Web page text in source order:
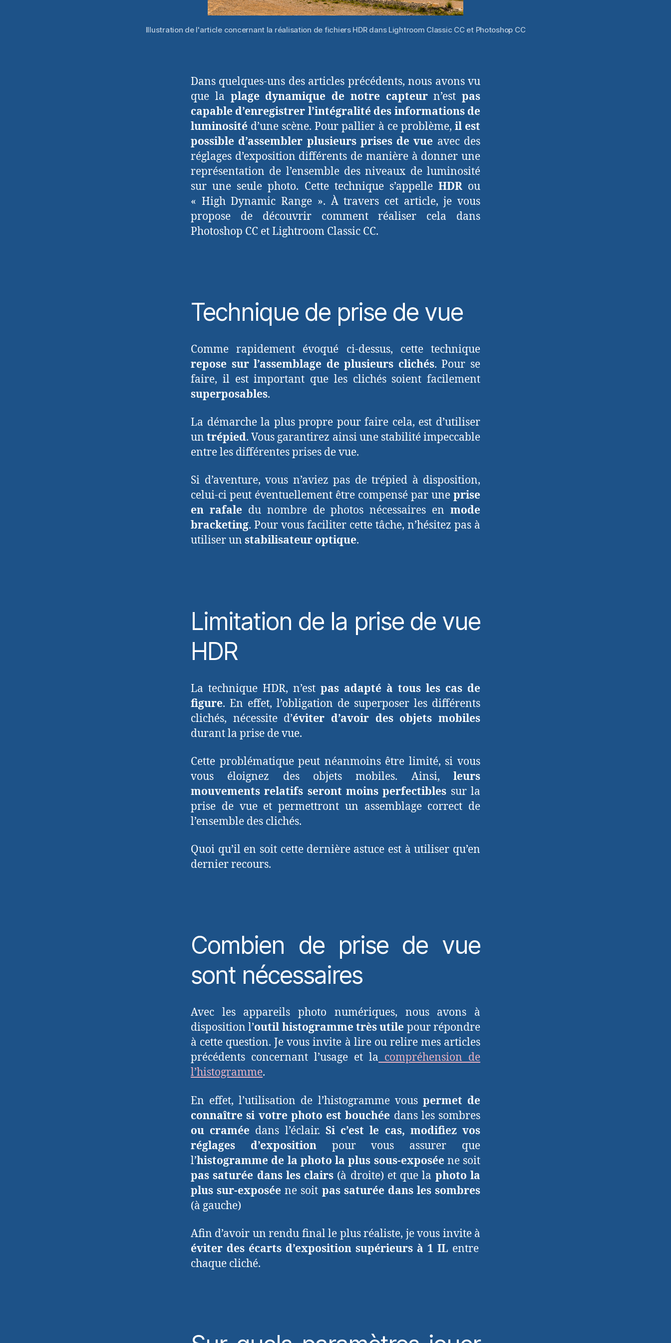
Illustration de l'article concernant la réalisation de fichiers HDR dans Lightroom Classic CC et Photoshop CC
Dans quelques-uns des articles précédents, nous avons vu
que la plage dynamique de notre capteurn’est pas
capable d’enregistrer l’intégralité des informations de
luminosité d’une scène. Pour pallier à ce problème, il est
possible d’assembler plusieurs prises de vue avec des
réglages d’exposition différents de manière à donner une
représentation de l’ensemble des niveaux de luminosité
sur une seule photo. Cette technique s’appelle HDRou
« High Dynamic Range ». À travers cet article, je vous
propose de découvrir comment réaliser cela dans
Photoshop CC et Lightroom Classic CC.
Technique de prise de vue
Comme rapidement évoqué ci-dessus, cette technique
repose sur l’assemblage de plusieurs clichés. Pour se
faire, il est important que les clichés soient facilement
superposables.
La démarche la plus propre pour faire cela, est d’utiliser
untrépied. Vous garantirez ainsi une stabilité impeccable
entre les différentes prises de vue.
Si d’aventure, vous n’aviez pas de trépied à disposition,
celui-ci peut éventuellement être compensé par une prise
en rafale du nombre de photos nécessaires en mode
bracketing. Pour vous faciliter cette tâche, n’hésitez pas à
utiliser un stabilisateur optique.
Limitation de la prise de vue
HDR
La technique HDR, n’est pas adapté à tous les cas de
figure. En effet, l’obligation de superposer les différents
clichés, nécessite d’éviter d’avoir des objets mobiles
durant la prise de vue.
Cette problématique peut néanmoins être limité, si vous
vous éloignez des objets mobiles. Ainsi, leurs
mouvements relatifs seront moins perfectibles sur la
prise de vue et permettront un assemblage correct de
l’ensemble des clichés.
Quoi qu’il en soit cette dernière astuce est à utiliser qu’en
dernier recours.
Combien de prise de vue
sont nécessaires
Avec les appareils photo numériques, nous avons à
disposition l’outil histogramme très utile pour répondre
à cette question. Je vous invite à lire ou relire mes articles
précédents concernant l’usage et la compréhension de
l’histogramme.
En effet, l’utilisation de l’histogramme vous permet de
connaître si votre photo est bouchée dans les sombres
ou cramée dans l’éclair. Si c’est le cas, modifiez vos
réglages d’expositionpour vous assurer que
l’histogramme de la photo la plus sous-exposée ne soit
pas saturée dans les clairs (à droite) et que la photo la
plus sur-exposée ne soit pas saturée dans les sombres
(à gauche)
Afin d’avoir un rendu final le plus réaliste, je vous invite à
éviter des écarts d’exposition supérieurs à 1 IL entre
chaque cliché.